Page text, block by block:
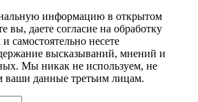
информацию в открытом
вы, даете согласие на обработку
самостоятельно несете
высказываний, мнений и
Мы никак не используем, не
ваши данные третьим лицам.